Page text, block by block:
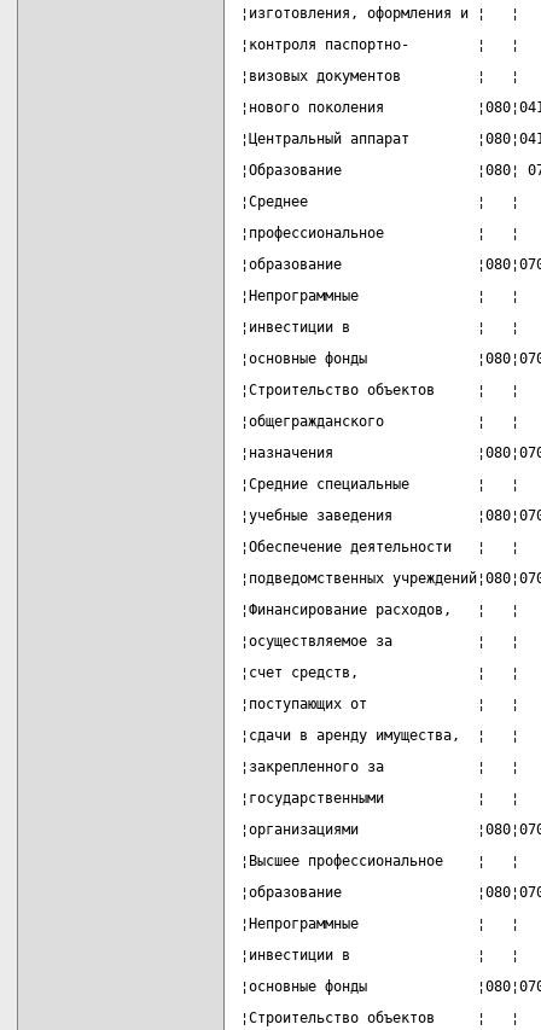
¦изготовления, оформления
¦контроля паспортно-
¦визовых документов
¦нового поколения
¦Центральный аппарат
¦Образование                ¦080¦
¦Среднее                    ¦
¦профессиональное
¦образование
¦Непрограммные              ¦
¦инвестиции в               ¦
¦основные фонды
¦Строительство объектов
¦общегражданского
¦назначения
¦Средние специальные
¦учебные заведения
¦Обеспечение деятельности
¦подведомственных
¦Финансирование расходов,
¦осуществляемое за
¦счет средств,              ¦
¦поступающих от             ¦
¦сдачи в аренду имущества,
¦закрепленного за
¦государственными
¦организациями
¦Высшее профессиональное
¦образование
¦Непрограммные              ¦
¦инвестиции в               ¦
¦основные фонды
¦Строительство объектов